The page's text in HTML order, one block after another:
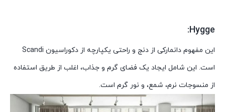
Hygge:
این مفهوم دانمارکی از دنج و راحتی یکپارچه از دکوراسیون Scandi
است. این شامل ایجاد یک فضای گرم و جذاب، اغلب از طریق استفاده
از منسوجات نرم، شمع، و نور گرم است.